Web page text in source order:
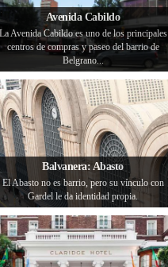
Avenida Cabildo
Avenida Cabildo es uno de los principales
centros de compras y paseo del barrio de
Belgrano...
Balvanera: Abasto
El Abasto no es barrio, pero su vínculo con
Gardel le da identidad propia.